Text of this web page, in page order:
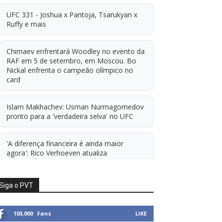
UFC 331 - Joshua x Pantoja, Tsarukyan x
Ruffy e mais
Chimaev enfrentará Woodley no evento da
RAF em 5 de setembro, em Moscou. Bo
Nickal enfrenta o campeão olímpico no
card
Islam Makhachev: Usman Nurmagomedov
pronto para a 'verdadeira selva' no UFC
'A diferença financeira é ainda maior
agora': Rico Verhoeven atualiza
para Michael Morales simplesmente ficar
sentado esperando. E ainda cutuca Prates
o PVT
103,000 Fans LIKE